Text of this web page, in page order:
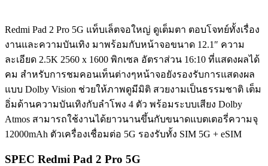
Redmi Pad 2 Pro 5G แท็บเล็ตจอใหญ่ ดูเต็มตา ตอบโจทย์ทั้งเรื่อง
งานและความบันเทิง มาพร้อมกับหน้าจอขนาด 12.1″ ความ
ละเอียด 2.5K 2560 x 1600 พิกเซล อัตราส่วน 16:10 ที่แสดงผลได้
คม สำหรับการชมคอนเท็นต่างๆหน้าจอยังรองรับการแสดงผล
แบบ Dolby Vision ช่วยให้ภาพดูมีมิติ สวยงามเป็นธรรมชาติ เต็ม
อิ่มด้านความบันเทิงกับลำโพง 4 ตัว พร้อมระบบเสียง Dolby
Atmos สามารถใช้งานได้ยาวนานขึ้นกับขนาดแบตเตอรี่ความจุ
12000mAh ตัวเครื่องเชื่อมต่อ 5G รองรับทั้ง SIM 5G + eSIM
SPEC Redmi Pad 2 Pro 5G